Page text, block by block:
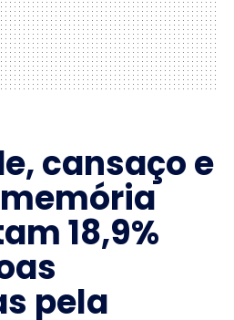
cansaço e
18,9%
pela